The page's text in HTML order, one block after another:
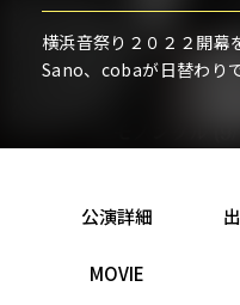
横浜音祭り２０２２開幕
Sano、cobaが日替わり
公演詳細
MOVIE